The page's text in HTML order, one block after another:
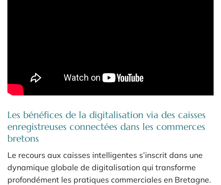
Les bénéfices de la digitalisation via des caisses
enregistreuses connectées dans les commerces
bretons
Le recours aux caisses intelligentes s’inscrit dans une
dynamique globale de digitalisation qui transforme
profondément les pratiques commerciales en Bretagne.